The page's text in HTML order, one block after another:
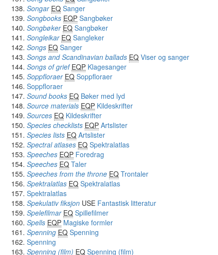
Songar EQ Sanger
Songbooks EQP Sangbøker
Songbøker EQ Sangbøker
Songleikar EQ Sangleker
Songs EQ Sanger
Songs and Scandinavian ballads EQ Viser og sanger
Songs of grief EQP Klagesanger
Soppfloraer EQ Soppfloraer
Soppfloraer
Sound books EQ Bøker med lyd
Source materials EQP Kildeskrifter
Sources EQ Kildeskrifter
Species checklists EQP Artslister
Species lists EQ Artslister
Spectral atlases EQ Spektralatlas
Speeches EQP Foredrag
Speeches EQ Taler
Speeches from the throne EQ Trontaler
Spektralatlas EQ Spektralatlas
Spektralatlas
Spekulativ fiksjon USE Fantastisk litteratur
Spelefilmar EQ Spillefilmer
Spells EQP Magiske formler
Spenning EQ Spenning
Spenning
Spenning (film) EQ Spenning (film)